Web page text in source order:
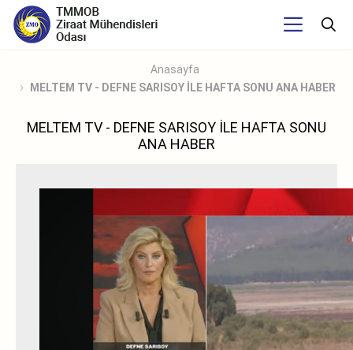
Anasayfa
MELTEM TV - DEFNE SARISOY İLE HAFTA SONU ANA HABER
MELTEM TV - DEFNE SARISOY İLE HAFTA SONU
ANA HABER